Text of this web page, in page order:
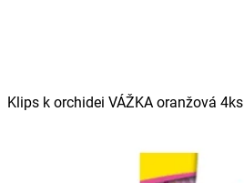
Klips k orchidei VÁŽKA oranžová 4ks